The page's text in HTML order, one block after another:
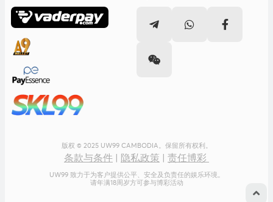
版权 © 2025 UW99 CAMBODIA。保留所有权利。
条款与条件 隐私政策 责任博彩
UW99 致力于为客户提供公平、安全及负责任的娱乐环境。
请年满18周岁方可参与博彩活动